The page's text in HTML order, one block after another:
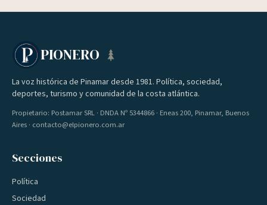
PIONERO
La voz histórica de Pinamar desde 1981. Política, sociedad,
deportes, turismo y comunidad de la costa atlántica.
Propietario: Postamar SRL · DNDA Nº 5344866 · Eneas 200, Pinamar, Buenos
Aires · contacto@elpionero.com.ar
Secciones
Política
Sociedad